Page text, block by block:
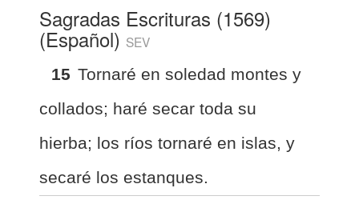
Sagradas Escrituras (1569)
(Español) SEV
15 Tornaré en soledad montes y
collados; haré secar toda su
hierba; los ríos tornaré en islas, y
secaré los estanques.